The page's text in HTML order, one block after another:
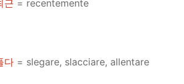
근 = recentemente
다 = slegare, slacciare, allentare